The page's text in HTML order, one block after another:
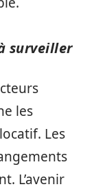
surveiller
les
Les
L’avenir